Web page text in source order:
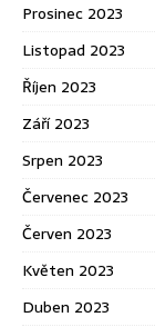
Prosinec 2023
Listopad 2023
Říjen 2023
Září 2023
Srpen 2023
Červenec 2023
Červen 2023
Květen 2023
Duben 2023